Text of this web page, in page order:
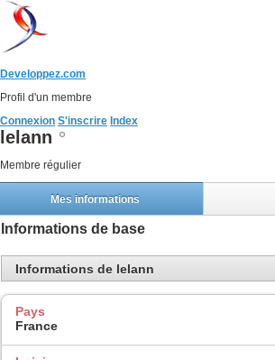
Developpez.com
Profil d'un membre
Connexion S'inscrire Index
lelann
Membre régulier
Mes informations
Informations de base
Informations de lelann
Pays
France